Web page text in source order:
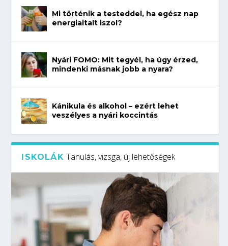
Mi történik a testeddel, ha egész nap
energiaitalt iszol?
Nyári FOMO: Mit tegyél, ha úgy érzed,
mindenki másnak jobb a nyara?
Kánikula és alkohol – ezért lehet
veszélyes a nyári koccintás
ISKOLÁK Tanulás, vizsga, új lehetőségek